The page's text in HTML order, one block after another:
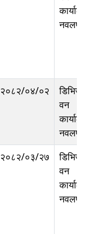
कार्यालय
नवलपुर
२०८२/०४/०२
डिभिजन
वन
कार्यालय
नवलपुर
२०८२/०३/२७
डिभिजन
वन
कार्यालय
नवलपुर